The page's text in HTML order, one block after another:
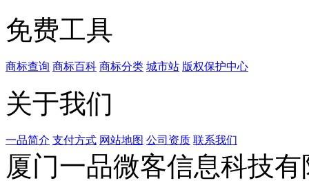
免费工具
商标查询 商标百科 商标分类 城市站 版权保护中心
关于我们
一品简介 支付方式 网站地图 公司资质 联系我们
厦门一品微客信息科技